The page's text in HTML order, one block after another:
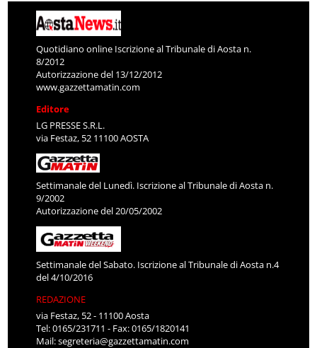
Quotidiano online Iscrizione al Tribunale di Aosta n.
8/2012
Autorizzazione del 13/12/2012
www.gazzettamatin.com
Editore
LG PRESSE S.R.L.
via Festaz, 52 11100 AOSTA
Settimanale del Lunedì. Iscrizione al Tribunale di Aosta n.
9/2002
Autorizzazione del 20/05/2002
Settimanale del Sabato. Iscrizione al Tribunale di Aosta n.4
del 4/10/2016
REDAZIONE
via Festaz, 52 - 11100 Aosta
Tel: 0165/231711 - Fax: 0165/1820141
Mail:segreteria@gazzettamatin.com